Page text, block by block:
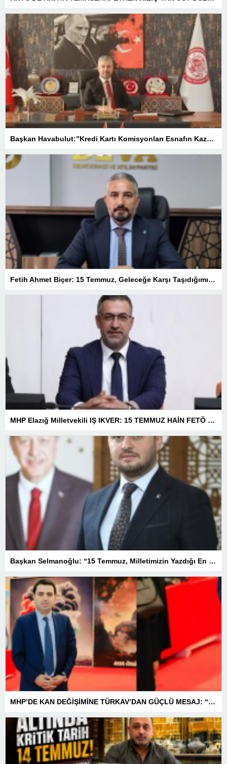
Başkan Havabulut:”Kredi Kartı Komisyonları Esnafın Kazancını Eritiyor”
Fetih Ahmet Biçer: 15 Temmuz, Geleceğe Karşı Taşıdığımız Sorumluluğu Hatırlatan Bir Milattır
MHP Elazığ Milletvekili IŞ IKVER: 15 TEMMUZ HAİN FETÖ KALKIŞMASI TÜRKİYE’Yİ İŞGAL GİRİŞİMİDİR
Başkan Selmanoğlu: “15 Temmuz, Milletimizin Yazdığı En Büyük Demokrasi Destanlarından Biridir”
MHP’DE KAN DEĞİŞİMİNE TÜRKAV’DAN GÜÇLÜ MESAJ: “BİRLİK VE BERABERLİKLE DAHA GÜÇLÜYÜZ”